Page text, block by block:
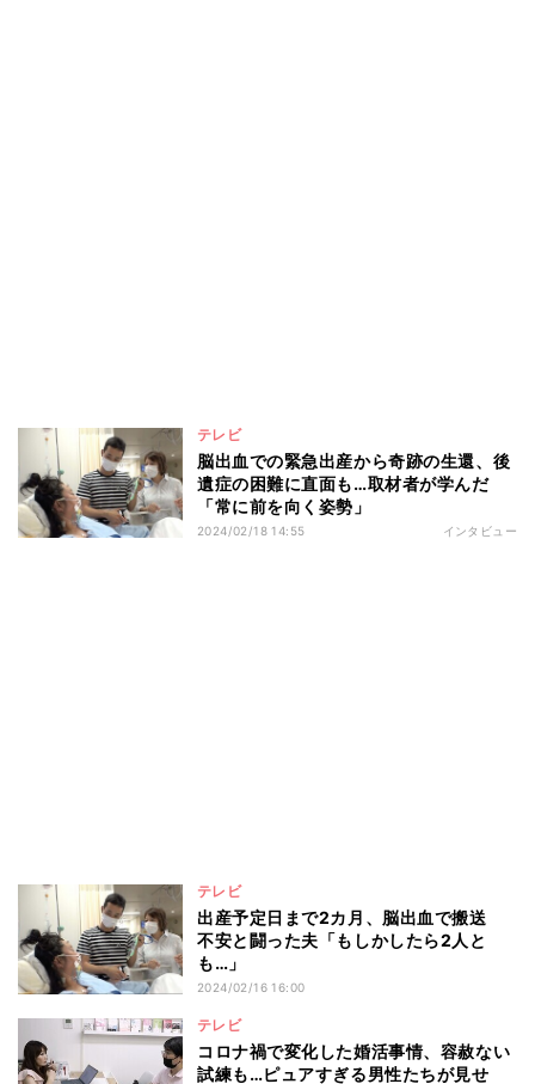
テレビ
脳出血での緊急出産から奇跡の生還、後
遺症の困難に直面も…取材者が学んだ
「常に前を向く姿勢」
2024/02/18 14:55 インタビュー
テレビ
出産予定日まで2カ月、脳出血で搬送
不安と闘った夫「もしかしたら2人と
も…」
2024/02/16 16:00
テレビ
コロナ禍で変化した婚活事情、容赦ない
試練も…ピュアすぎる男性たちが見せ